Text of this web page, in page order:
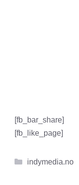
[fb_bar_share]
[fb_like_page]
Kategorier
indymedia.no